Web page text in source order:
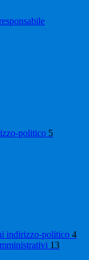
politico 5
indirizzo-politico 4
13